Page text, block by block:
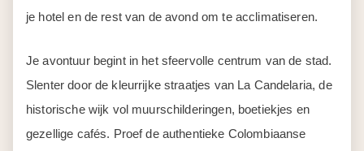
je hotel en de rest van de avond om te acclimatiseren.
Je avontuur begint in het sfeervolle centrum van de stad.
Slenter door de kleurrijke straatjes van La Candelaria, de
historische wijk vol muurschilderingen, boetiekjes en
gezellige cafés. Proef de authentieke Colombiaanse